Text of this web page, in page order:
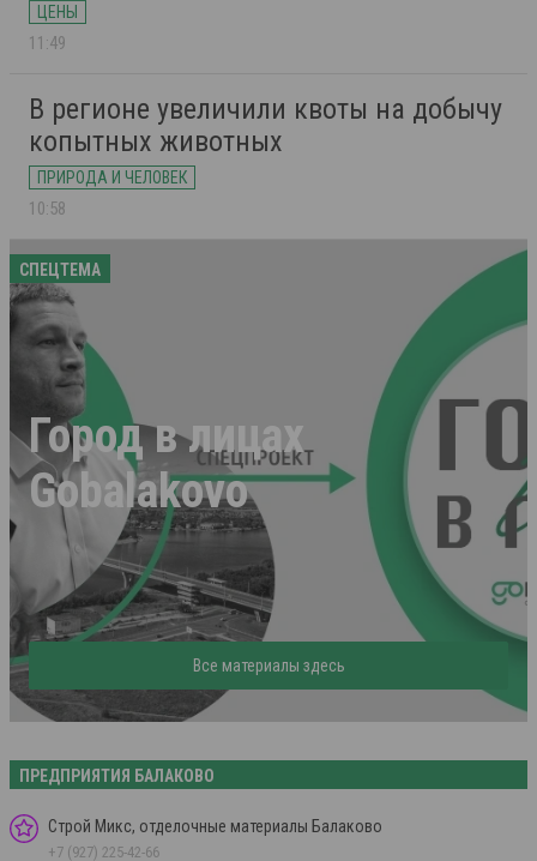
ЦЕНЫ
11:49
В регионе увеличили квоты на добычу
копытных животных
ПРИРОДА И ЧЕЛОВЕК
10:58
СПЕЦТЕМА
Город в лицах
Gobalakovo
Все материалы здесь
ПРЕДПРИЯТИЯ БАЛАКОВО
Строй Микс, отделочные материалы Балаково
+7 (927) 225-42-66